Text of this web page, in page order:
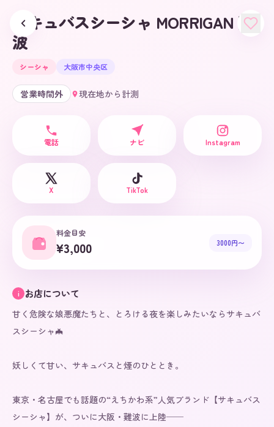
サキュバスシーシャ MORRIGAN 難
波
シーシャ 大阪市中央区
営業時間外 現在地から計測
電話 ナビ Instagram
X TikTok
料金目安
¥3,000 3000円〜
i お店について
甘く危険な娘悪魔たちと、とろける夜を楽しみたいならサキュバ
スシーシャ🦇
妖しくて甘い、サキュバスと煙のひととき。
東京・名古屋でも話題の“えちかわ系”人気ブランド【サキュバス
シーシャ】が、ついに大阪・難波に上陸──